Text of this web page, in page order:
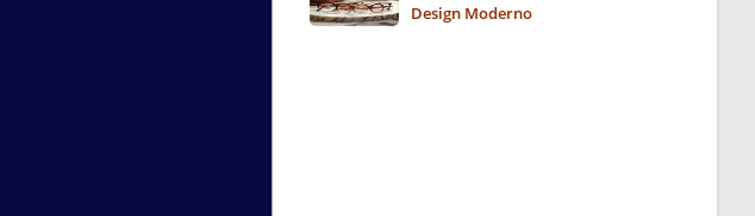
Design Moderno